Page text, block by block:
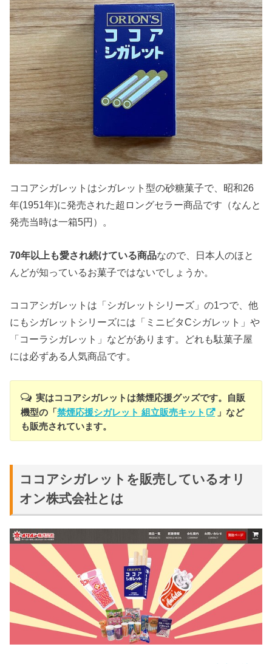
ココアシガレットはシガレット型の砂糖菓子で、昭和26
年(1951年)に発売された超ロングセラー商品です（なんと
発売当時は一箱5円）。
70年以上も愛され続けている商品なので、日本人のほと
んどが知っているお菓子ではないでしょうか。
ココアシガレットは「シガレットシリーズ」の1つで、他
にもシガレットシリーズには「ミニビタCシガレット」や
「コーラシガレット」などがあります。どれも駄菓子屋
には必ずある人気商品です。
実はココアシガレットは禁煙応援グッズです。自販
機型の「禁煙応援シガレット 組立販売キット
」など
も販売されています。
ココアシガレットを販売しているオリ
オン株式会社とは